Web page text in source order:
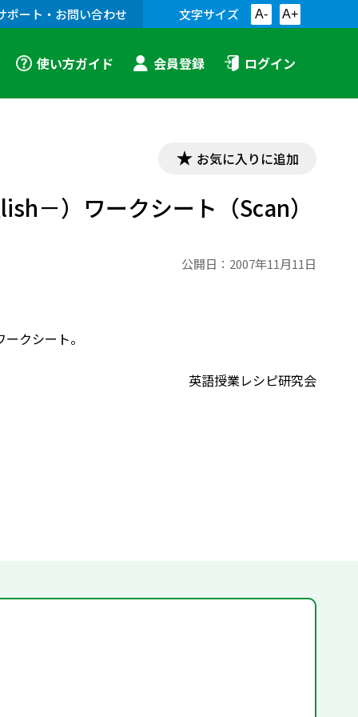
ポート・お問い合わせ 文字サイズ A- A+
使い方ガイド 会員登録 ログイン
お気に入りに追加
－）ワークシート（Scan）
公開日： 2007年11月11日
クシート。
英語授業レシピ研究会